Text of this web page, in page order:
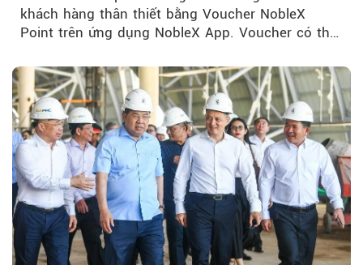
khách hàng thân thiết bằng Voucher NobleX
Point trên ứng dụng NobleX App. Voucher có thể